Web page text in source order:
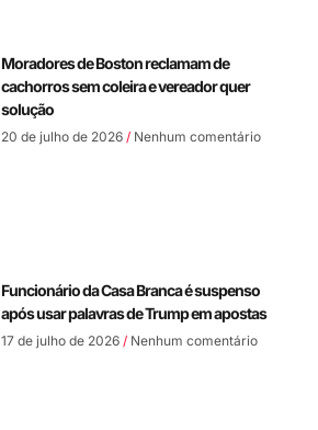
Moradores de Boston reclamam de
cachorros sem coleira e vereador quer
solução
20 de julho de 2026 Nenhum comentário
Funcionário da Casa Branca é suspenso
após usar palavras de Trump em apostas
17 de julho de 2026 Nenhum comentário